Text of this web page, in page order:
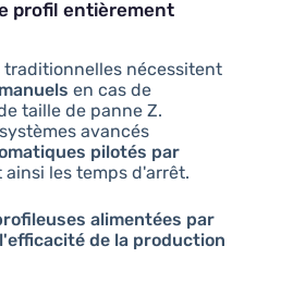
profil entièrement
traditionnelles nécessitent
en cas de
taille de panne Z.
avancés
pilotés par
les temps d'arrêt.
alimentées par
de la production